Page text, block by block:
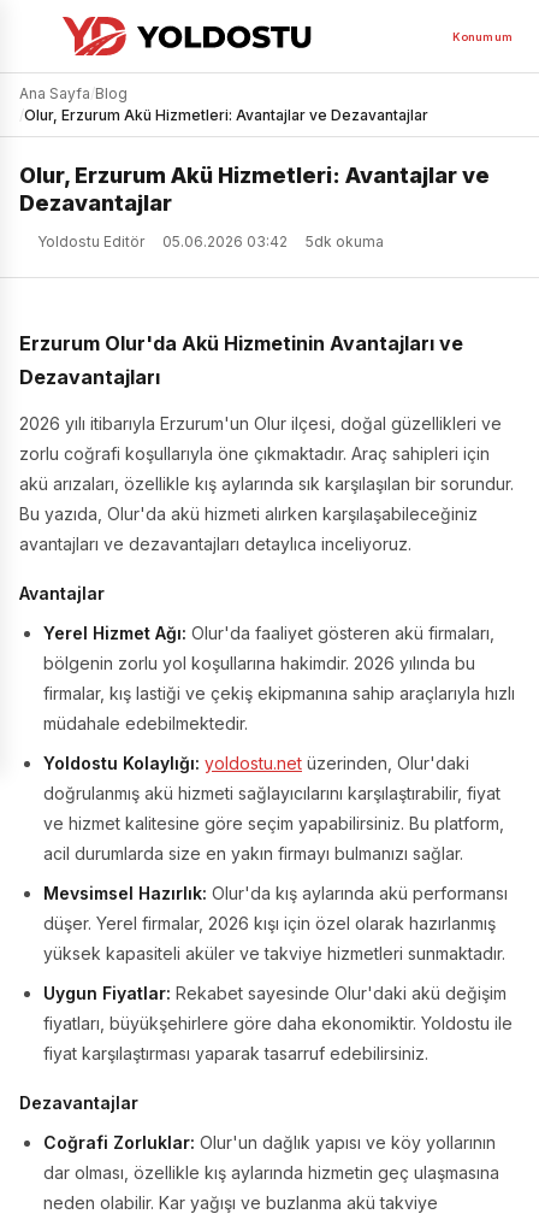
Konumum
Ana Sayfa/Blog
/Olur, Erzurum Akü Hizmetleri: Avantajlar ve Dezavantajlar
Olur, Erzurum Akü Hizmetleri: Avantajlar ve
Dezavantajlar
Yoldostu Editör 05.06.2026 03:42 5dk okuma
Erzurum Olur'da Akü Hizmetinin Avantajları ve
Dezavantajları
2026 yılı itibarıyla Erzurum'un Olur ilçesi, doğal güzellikleri ve
zorlu coğrafi koşullarıyla öne çıkmaktadır. Araç sahipleri için
akü arızaları, özellikle kış aylarında sık karşılaşılan bir sorundur.
Bu yazıda, Olur'da akü hizmeti alırken karşılaşabileceğiniz
avantajları ve dezavantajları detaylıca inceliyoruz.
Avantajlar
Yerel Hizmet Ağı: Olur'da faaliyet gösteren akü firmaları,
bölgenin zorlu yol koşullarına hakimdir. 2026 yılında bu
firmalar, kış lastiği ve çekiş ekipmanına sahip araçlarıyla hızlı
müdahale edebilmektedir.
Yoldostu Kolaylığı: yoldostu.net üzerinden, Olur'daki
doğrulanmış akü hizmeti sağlayıcılarını karşılaştırabilir, fiyat
ve hizmet kalitesine göre seçim yapabilirsiniz. Bu platform,
acil durumlarda size en yakın firmayı bulmanızı sağlar.
Mevsimsel Hazırlık: Olur'da kış aylarında akü performansı
düşer. Yerel firmalar, 2026 kışı için özel olarak hazırlanmış
yüksek kapasiteli aküler ve takviye hizmetleri sunmaktadır.
Uygun Fiyatlar: Rekabet sayesinde Olur'daki akü değişim
fiyatları, büyükşehirlere göre daha ekonomiktir. Yoldostu ile
fiyat karşılaştırması yaparak tasarruf edebilirsiniz.
Dezavantajlar
Coğrafi Zorluklar: Olur'un dağlık yapısı ve köy yollarının
dar olması, özellikle kış aylarında hizmetin geç ulaşmasına
neden olabilir. Kar yağışı ve buzlanma akü takviye